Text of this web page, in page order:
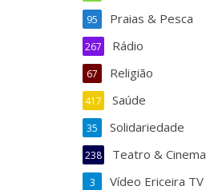
Praias & Pesca
95
Rádio
267
Religião
67
Saúde
417
Solidariedade
35
Teatro & Cinema
238
Vídeo Ericeira TV
3